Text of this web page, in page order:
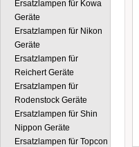
Ersatzlampen für Kowa
Geräte
Ersatzlampen für Nikon
Geräte
Ersatzlampen für
Reichert Geräte
Ersatzlampen für
Rodenstock Geräte
Ersatzlampen für Shin
Nippon Geräte
Ersatzlampen für Topcon